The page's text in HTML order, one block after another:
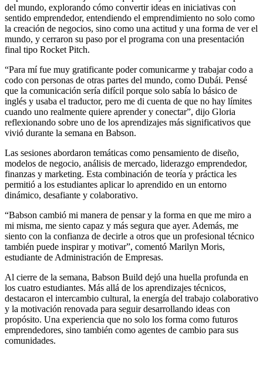
del mundo, explorando cómo convertir ideas en iniciativas con
sentido emprendedor, entendiendo el emprendimiento no solo como
la creación de negocios, sino como una actitud y una forma de ver el
mundo, y cerraron su paso por el programa con una presentación
final tipo Rocket Pitch.
“Para mí fue muy gratificante poder comunicarme y trabajar codo a
codo con personas de otras partes del mundo, como Dubái. Pensé
que la comunicación sería difícil porque solo sabía lo básico de
inglés y usaba el traductor, pero me di cuenta de que no hay límites
cuando uno realmente quiere aprender y conectar”, dijo Gloria
reflexionando sobre uno de los aprendizajes más significativos que
vivió durante la semana en Babson.
Las sesiones abordaron temáticas como pensamiento de diseño,
modelos de negocio, análisis de mercado, liderazgo emprendedor,
finanzas y marketing. Esta combinación de teoría y práctica les
permitió a los estudiantes aplicar lo aprendido en un entorno
dinámico, desafiante y colaborativo.
“Babson cambió mi manera de pensar y la forma en que me miro a
mi misma, me siento capaz y más segura que ayer. Además, me
siento con la confianza de decirle a otros que un profesional técnico
también puede inspirar y motivar”, comentó Marilyn Moris,
estudiante de Administración de Empresas.
Al cierre de la semana, Babson Build dejó una huella profunda en
los cuatro estudiantes. Más allá de los aprendizajes técnicos,
destacaron el intercambio cultural, la energía del trabajo colaborativo
y la motivación renovada para seguir desarrollando ideas con
propósito. Una experiencia que no solo los forma como futuros
emprendedores, sino también como agentes de cambio para sus
comunidades.